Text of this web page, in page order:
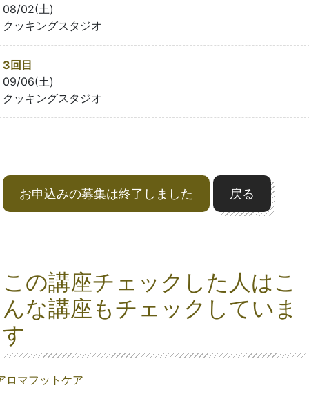
08/02(土)
クッキングスタジオ
3回目
09/06(土)
クッキングスタジオ
お申込みの募集は終了しました 戻る
この講座チェックした人はこ
んな講座もチェックしていま
す
ロマフットケア